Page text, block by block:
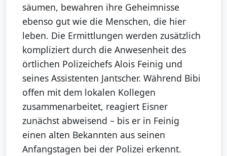
säumen, bewahren ihre Geheimnisse
ebenso gut wie die Menschen, die hier
leben. Die Ermittlungen werden zusätzlich
kompliziert durch die Anwesenheit des
örtlichen Polizeichefs Alois Feinig und
seines Assistenten Jantscher. Während Bibi
offen mit dem lokalen Kollegen
zusammenarbeitet, reagiert Eisner
zunächst abweisend – bis er in Feinig
einen alten Bekannten aus seinen
Anfangstagen bei der Polizei erkennt.